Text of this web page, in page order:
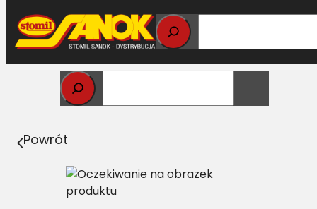
Przejdź
do
treści
Strona główna>
wąskoprofilowy DR 41999700 L=L
Powrót